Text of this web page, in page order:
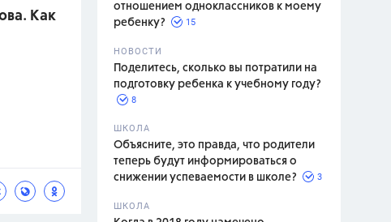
отношением одноклассников к моему
ребенку?
15
НОВОСТИ
Поделитесь, сколько вы потратили на
подготовку ребенка к учебному году?
8
ШКОЛА
Объясните, это правда, что родители
теперь будут информироваться о
снижении успеваемости в школе?
3
ШКОЛА
Как